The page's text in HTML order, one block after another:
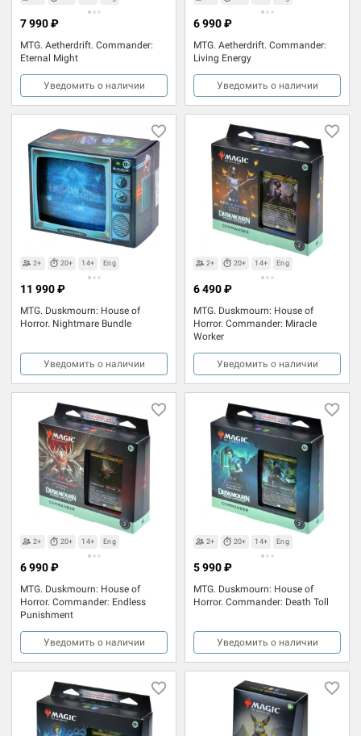
MTG. Aetherdrift. Commander:
Eternal Might
7 990 ₽
Уведомить о наличии
MTG. Aetherdrift. Commander:
Living Energy
6 990 ₽
Уведомить о наличии
2+ 20+ 14+ Eng
MTG. Duskmourn: House of
Horror. Nightmare Bundle
11 990 ₽
Уведомить о наличии
2+ 20+ 14+ Eng
MTG. Duskmourn: House of
Horror. Commander: Miracle
Worker
6 490 ₽
Уведомить о наличии
2+ 20+ 14+ Eng
MTG. Duskmourn: House of
Horror. Commander: Endless
Punishment
6 990 ₽
Уведомить о наличии
2+ 20+ 14+ Eng
MTG. Duskmourn: House of
Horror. Commander: Death Toll
5 990 ₽
Уведомить о наличии